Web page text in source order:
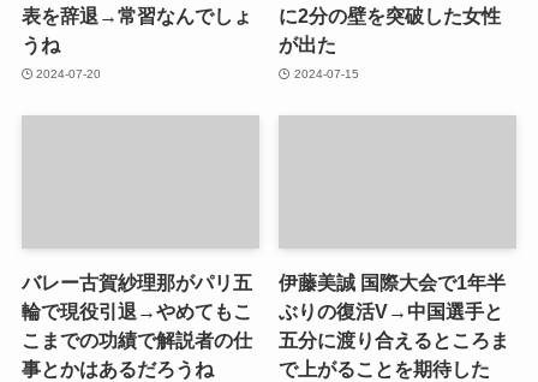
表を辞退→常習なんでしょ
うね
2024-07-20
に2分の壁を突破した女性
が出た
2024-07-15
バレー古賀紗理那がパリ五
輪で現役引退→やめてもこ
こまでの功績で解説者の仕
事とかはあるだろうね
伊藤美誠 国際大会で1年半
ぶりの復活V→中国選手と
五分に渡り合えるところま
で上がることを期待した